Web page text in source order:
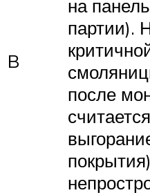
B
на
партии).
после